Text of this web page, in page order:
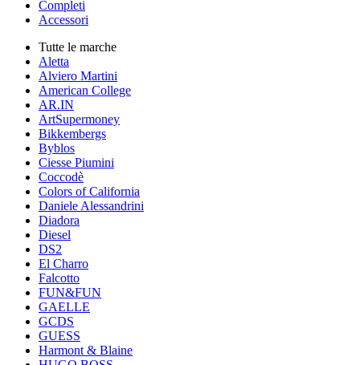
Completi
Accessori
Tutte le marche
Aletta
Alviero Martini
American College
AR.IN
ArtSupermoney
Bikkembergs
Byblos
Ciesse Piumini
Coccodè
Colors of California
Daniele Alessandrini
Diadora
Diesel
DS2
El Charro
Falcotto
FUN&FUN
GAELLE
GCDS
GUESS
Harmont & Blaine